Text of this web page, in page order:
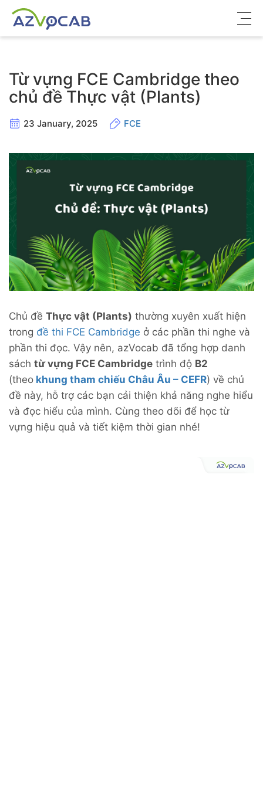
Từ vựng ôn thi
Thư viện
Từ vựng FCE Cambridge theo
chủ đề Thực vật (Plants)
23 January, 2025 FCE
Chủ đề Thực vật (Plants) thường xuyên xuất hiện
trong đề thi FCE Cambridge ở các phần thi nghe và
phần thi đọc. Vậy nên, azVocab đã tổng hợp danh
sách từ vựng FCE Cambridge trình độ B2
(theo khung tham chiếu Châu Âu – CEFR) về chủ
đề này, hỗ trợ các bạn cải thiện khả năng nghe hiểu
và đọc hiểu của mình. Cùng theo dõi để học từ
vựng hiệu quả và tiết kiệm thời gian nhé!